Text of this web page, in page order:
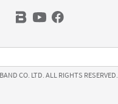
CO. LTD. ALL RIGHTS RESERVED.